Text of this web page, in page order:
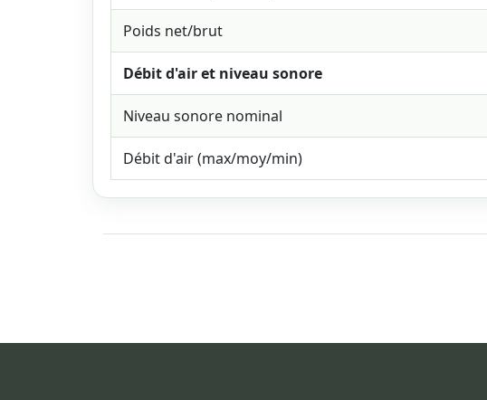
Poids net/brut
Débit d'air et niveau sonore
Niveau sonore nominal
Débit d'air (max/moy/min)